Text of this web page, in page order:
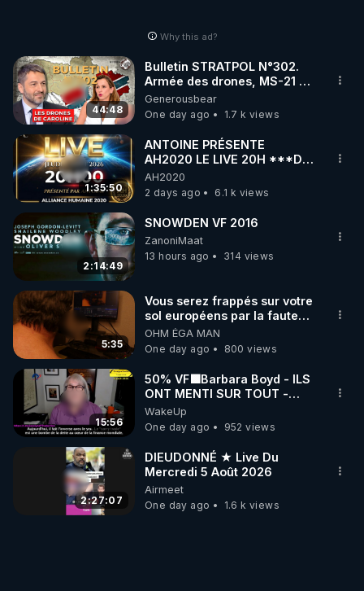
Why this ad?
44:48
Bulletin STRATPOL N°302.
Armée des drones, MS-21 en
série, missiles coréens.
07.08.2026.
Generousbear
One day ago
1.7 k views
1:35:50
ANTOINE PRÉSENTE
AH2020 LE LIVE 20H ***DU
06/08/2026***
AH2020
2 days ago
6.1 k views
2:14:49
SNOWDEN VF 2016
ZanoniMaat
13 hours ago
314 views
5:35
Vous serez frappés sur votre
sol européens par la faute
des dirigeants qui s'en
mettent dans le nez
OHM ÉGA MAN
One day ago
800 views
15:56
50% VF🟩Barbara Boyd - ILS
ONT MENTI SUR TOUT -
Jocelyne Traduction
WakeUp
One day ago
952 views
2:27:07
DIEUDONNÉ ★ Live Du
Mercredi 5 Août 2026
Airmeet
One day ago
1.6 k views